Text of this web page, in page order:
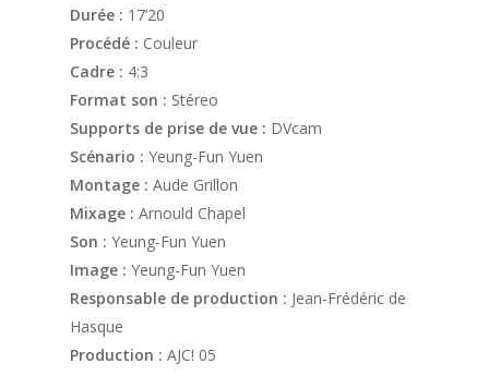
Durée : 17’20
Procédé : Couleur
Cadre : 4:3
Format son : Stéreo
Supports de prise de vue : DVcam
Scénario : Yeung-Fun Yuen
Montage : Aude Grillon
Mixage : Arnould Chapel
Son : Yeung-Fun Yuen
Image : Yeung-Fun Yuen
Responsable de production : Jean-Frédéric de
Hasque
Production : AJC! 05